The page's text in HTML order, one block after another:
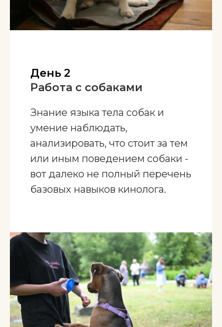
День 2
Работа с собаками
Знание языка тела собак и
умение наблюдать,
анализировать, что стоит за тем
или иным поведением собаки -
вот далеко не полный перечень
базовых навыков кинолога.